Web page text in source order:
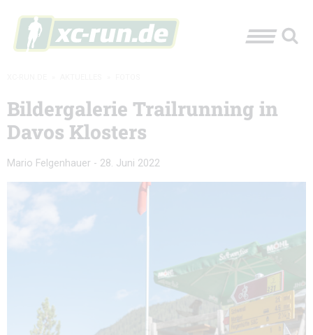
Bildergalerie Trailrunning in
Davos Klosters
Mario Felgenhauer - 28. Juni 2022